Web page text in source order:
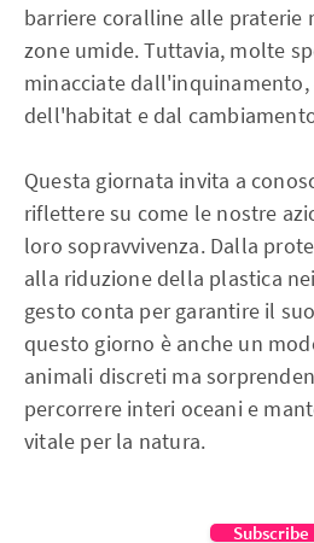
barriere coralline alle praterie
zone umide. Tuttavia, molte
minacciate
dell'habitat e dal
Questa giornata invita a
riflettere su come le nostre
loro sopravvivenza. Dalla
alla riduzione della plastica
gesto conta per garantire il
questo giorno è anche un
animali discreti ma
percorrere interi oceani e
vitale per la natura.
Subscribe